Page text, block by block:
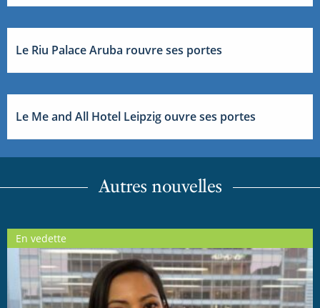
Le Riu Palace Aruba rouvre ses portes
Le Me and All Hotel Leipzig ouvre ses portes
Autres nouvelles
En vedette